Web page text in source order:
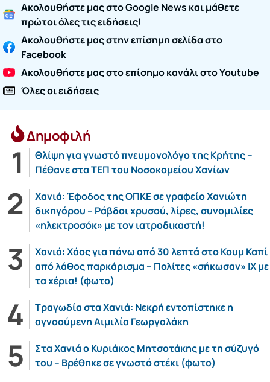
Ακολουθήστε μας στο Google News και μάθετε
πρώτοι όλες τις ειδήσεις!
Ακολουθήστε μας στην επίσημη σελίδα στο
Facebook
Ακολουθήστε μας στο επίσημο κανάλι στο Youtube
Όλες οι ειδήσεις
Δημοφιλή
Θλίψη για γνωστό πνευμονολόγο της Κρήτης –
Πέθανε στα ΤΕΠ του Νοσοκομείου Χανίων
Χανιά: Έφοδος της ΟΠΚΕ σε γραφείο Χανιώτη
δικηγόρου – Ράβδοι χρυσού, λίρες, συνομιλίες
«ηλεκτροσόκ» με τον ιατροδικαστή!
Χανιά: Χάος για πάνω από 30 λεπτά στο Κουμ Καπί
από λάθος παρκάρισμα – Πολίτες «σήκωσαν» ΙΧ με
τα χέρια! (φωτο)
Τραγωδία στα Χανιά: Νεκρή εντοπίστηκε η
αγνοούμενη Αιμιλία Γεωργαλάκη
Στα Χανιά ο Κυριάκος Μητσοτάκης με τη σύζυγό
του – Βρέθηκε σε γνωστό στέκι (φωτο)